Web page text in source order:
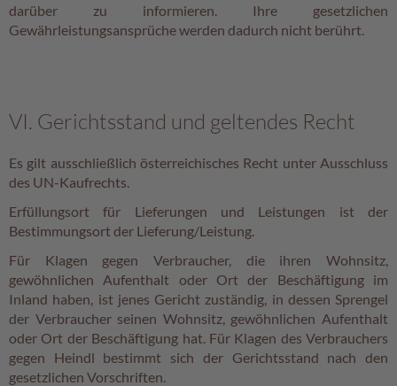
darüber zu informieren. Ihre gesetzlichen
Gewährleistungsansprüche werden dadurch nicht berührt.
VI. Gerichtsstand und geltendes Recht
Es gilt ausschließlich österreichisches Recht unter Ausschluss
des UN-Kaufrechts.
Erfüllungsort für Lieferungen und Leistungen ist der
Bestimmungsort der Lieferung/Leistung.
Für Klagen gegen Verbraucher, die ihren Wohnsitz,
gewöhnlichen Aufenthalt oder Ort der Beschäftigung im
Inland haben, ist jenes Gericht zuständig, in dessen Sprengel
der Verbraucher seinen Wohnsitz, gewöhnlichen Aufenthalt
oder Ort der Beschäftigung hat. Für Klagen des Verbrauchers
gegen Heindl bestimmt sich der Gerichtsstand nach den
gesetzlichen Vorschriften.